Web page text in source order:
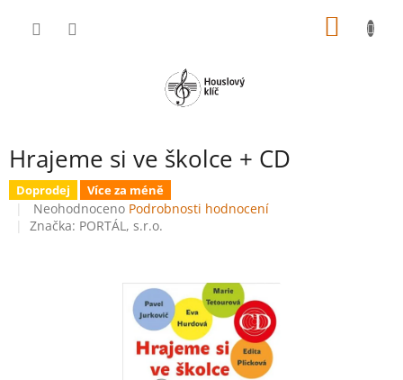
Hrajeme si ve školce + CD
Doprodej Více za méně
Průměrné
hodnocení
Neohodnoceno Podrobnosti hodnocení
Značka: PORTÁL, s.r.o.